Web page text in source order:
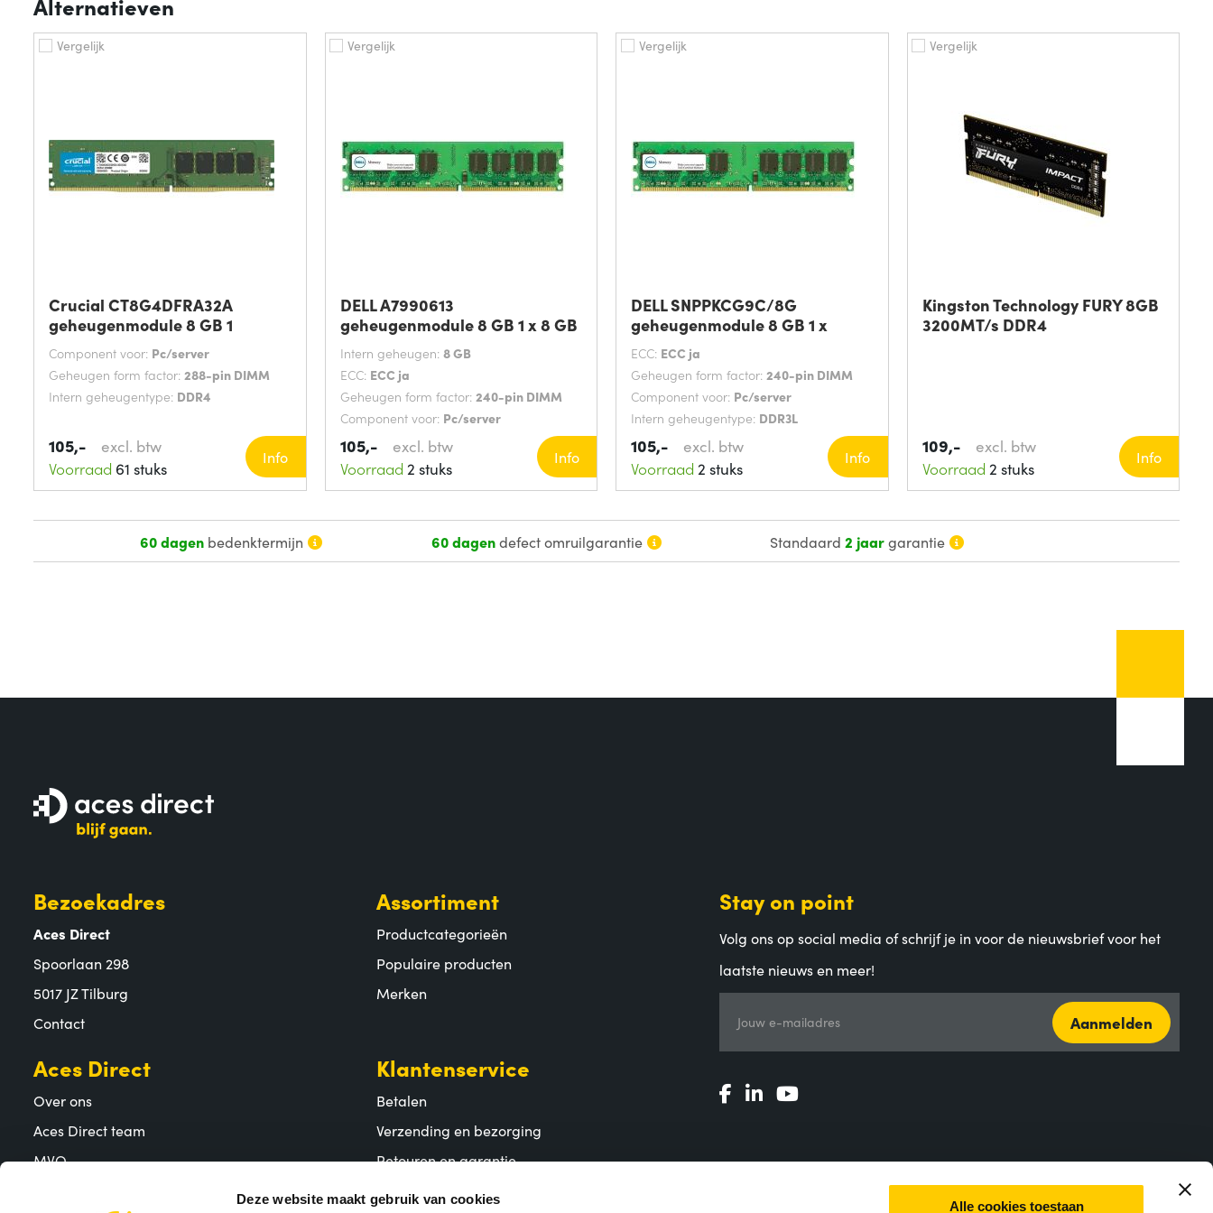
Deze website maakt gebruik van cookies Alle cookies toestaan
Alternatieven
Vergelijk
Crucial CT8G4DFRA32A
geheugenmodule 8 GB 1
Component voor: Pc/server
Geheugen form factor: 288-pin DIMM
Intern geheugentype: DDR4
105,-
excl. btw
Voorraad 61 stuks
Info
Vergelijk
DELL A7990613
geheugenmodule 8 GB 1 x 8 GB
Intern geheugen: 8 GB
ECC: ECC ja
Geheugen form factor: 240-pin DIMM
Component voor: Pc/server
105,-
excl. btw
Voorraad 2 stuks
Info
Vergelijk
DELL SNPPKCG9C/8G
geheugenmodule 8 GB 1 x
ECC: ECC ja
Geheugen form factor: 240-pin DIMM
Component voor: Pc/server
Intern geheugentype: DDR3L
105,-
excl. btw
Voorraad 2 stuks
Info
Vergelijk
Kingston Technology FURY 8GB
3200MT/s DDR4
109,-
excl. btw
Voorraad 2 stuks
Info
60 dagenbedenktermijn 60 dagendefect omruilgarantie Standaard2 jaargarantie
Bezoekadres
Aces Direct
Spoorlaan 298
5017 JZ Tilburg
Contact
Assortiment
Productcategorieën
Populaire producten
Merken
Aces Direct
Over ons
Aces Direct team
MVO
Klantenservice
Betalen
Verzending en bezorging
Retouren en garantie
Veelgestelde vragen
Stay on point
Volg ons op social media of schrijf je in voor de nieuwsbrief voor het
laatste nieuws en meer!
Jouw e-mailadres Aanmelden